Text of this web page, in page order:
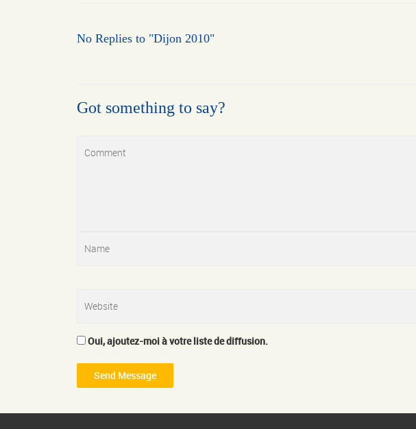
No Replies to "Dijon 2010"
Got something to say?
Oui, ajoutez-moi à votre liste de diffusion.